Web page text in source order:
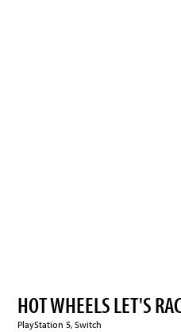
HOT WHEELS LET'S
PlayStation 5, Switch